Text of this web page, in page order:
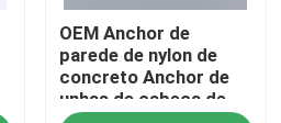
OEM Anchor de
parede de nylon de
concreto Anchor de
unhas de cabeça de